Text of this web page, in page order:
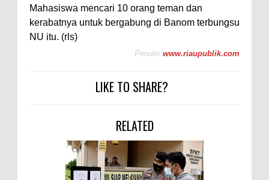
Mahasiswa mencari 10 orang teman dan
kerabatnya untuk bergabung di Banom terbungsu
NU itu. (rls)
Penulis www.riaupublik.com
LIKE TO SHARE?
RELATED